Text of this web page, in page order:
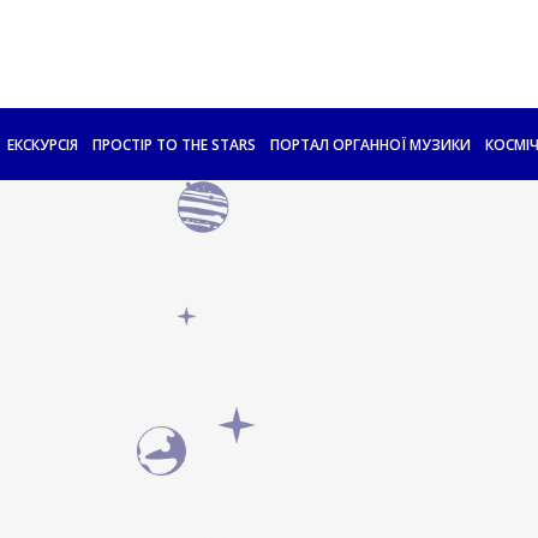
ЕКСКУРСІЯ ПРОСТІР TO THE STARS ПОРТАЛ ОРГАННОЇ МУЗИКИ